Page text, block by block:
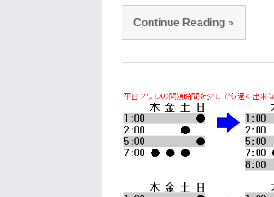
Continue Reading »